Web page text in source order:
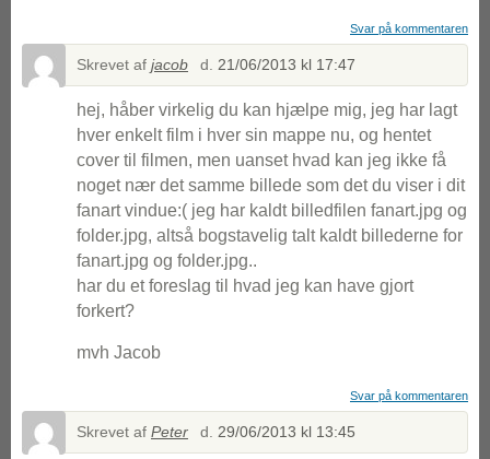
Svar på kommentaren
Skrevet af jacob d. 21/06/2013 kl 17:47
hej, håber virkelig du kan hjælpe mig, jeg har lagt
hver enkelt film i hver sin mappe nu, og hentet
cover til filmen, men uanset hvad kan jeg ikke få
noget nær det samme billede som det du viser i dit
fanart vindue:( jeg har kaldt billedfilen fanart.jpg og
folder.jpg, altså bogstavelig talt kaldt billederne for
fanart.jpg og folder.jpg..
har du et foreslag til hvad jeg kan have gjort
forkert?
mvh Jacob
Svar på kommentaren
Skrevet af Peter d. 29/06/2013 kl 13:45